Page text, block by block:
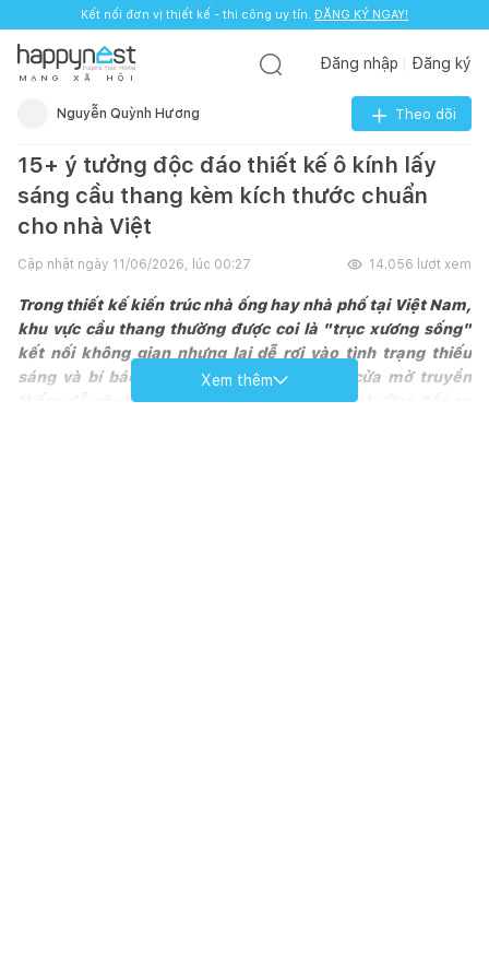
Kết nối đơn vị thiết kế - thi công uy tín. ĐĂNG KÝ NGAY!
M Ạ N G X Ã H Ộ I
Đăng nhập Đăng ký
Nguyễn Quỳnh Hương Theo dõi
15+ ý tưởng độc đáo thiết kế ô kính lấy
sáng cầu thang kèm kích thước chuẩn
cho nhà Việt
Cập nhật ngày 11/06/2026, lúc 00:27 14.056 lượt xem
Trong thiết kế kiến trúc nhà ống hay nhà phố tại Việt Nam,
khu vực cầu thang thường được coi là "trục xương sống"
kết nối không gian nhưng lại dễ rơi vào tình trạng thiếu
sáng và bí bách. Thay vì sử dụng các hệ cửa mở truyền
thống dễ gây bất tiện trong sinh hoạt và ảnh hưởng đến an
Xem thêm